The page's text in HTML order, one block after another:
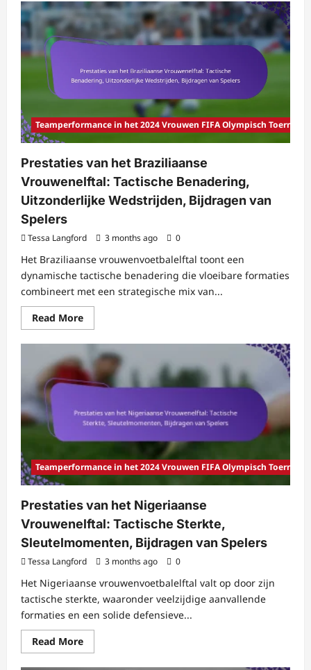
Prestaties
het
Nederlands
Vrouwenelftal:
Defensieve
Organisatie,
Teamperformance in het 2024 Vrouwen FIFA Olympisch Toernooi
Prestaties van het Braziliaanse
Vrouwenelftal: Tactische Benadering,
Uitzonderlijke Wedstrijden, Bijdragen van
Spelers
Tessa Langford 3 months ago 0
Het Braziliaanse vrouwenvoetbalelftal toont een
dynamische tactische benadering die vloeibare formaties
combineert met een strategische mix van...
Read MoreRead
more
Prestaties
van
het
Braziliaanse
Vrouwenelftal:
Uitzonderlijke
Wedstrijden,
van
Teamperformance in het 2024 Vrouwen FIFA Olympisch Toernooi
Prestaties van het Nigeriaanse
Vrouwenelftal: Tactische Sterkte,
Sleutelmomenten, Bijdragen van Spelers
Tessa Langford 3 months ago 0
Het Nigeriaanse vrouwenvoetbalelftal valt op door zijn
tactische sterkte, waaronder veelzijdige aanvallende
formaties en een solide defensieve...
Read MoreRead
more